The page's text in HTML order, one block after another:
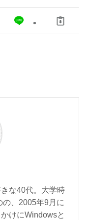
な40代。大学時
、2005年9月に
けにWindowsと